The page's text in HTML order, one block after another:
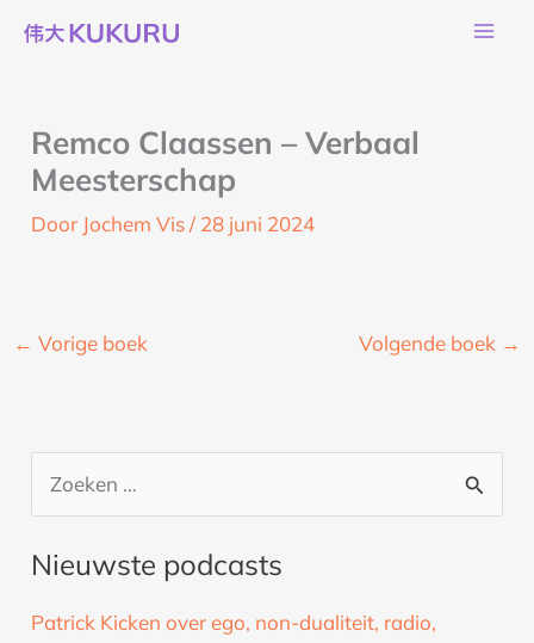
naar
Remco Claassen – Verbaal
Meesterschap
Door Jochem Vis/ 28 juni 2024
← Vorige boek Volgende boek →
e
k
Nieuwste podcasts
Patrick Kicken over ego, non-dualiteit, radio,